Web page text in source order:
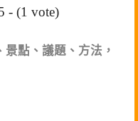
- (1 vote)
點、議題、方法，